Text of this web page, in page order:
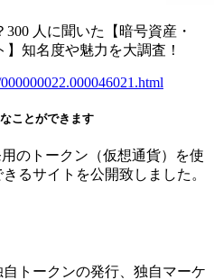
⼈に聞いた【暗号資産・
知名度や魅⼒を⼤調査！
ことができます
のトークン（仮想通貨）を使
るサイトを公開致しました。
トークンの発行、独自マーケ